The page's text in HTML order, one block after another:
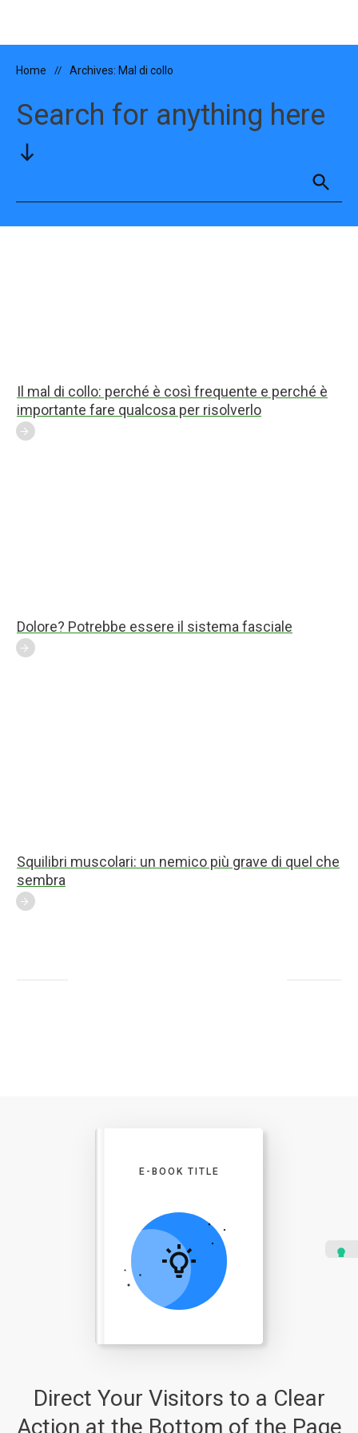
Home // Archives: Mal di collo
Search for anything here
Il mal di collo: perché è così frequente e perché è
importante fare qualcosa per risolverlo
Dolore? Potrebbe essere il sistema fasciale
Squilibri muscolari: un nemico più grave di quel che
sembra
Direct Your Visitors to a Clear
Action at the Bottom of the Page
E-BOOK TITLE